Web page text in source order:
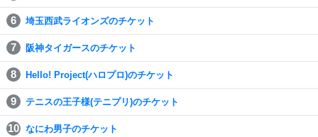
埼玉西武ライオンズのチケット
阪神タイガースのチケット
Hello! Project(ハロプロ)のチケット
テニスの王子様(テニプリ)のチケット
なにわ男子のチケット